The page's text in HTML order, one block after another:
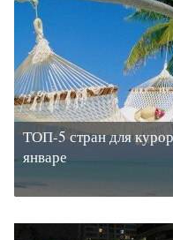
ТОП-5 стран для
январе